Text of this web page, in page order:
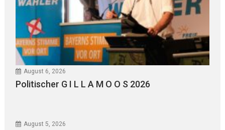
August 6, 2026
Politischer G I L L A M O O S 2026
August 5, 2026